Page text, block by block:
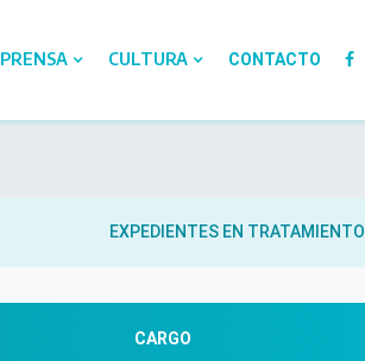
PRENSA CULTURA CONTACTO
EXPEDIENTES EN TRATAMIENTO
CARGO